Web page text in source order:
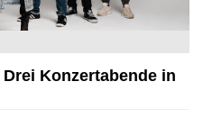
su Cuba" zu Gast beim
Konzertabende in